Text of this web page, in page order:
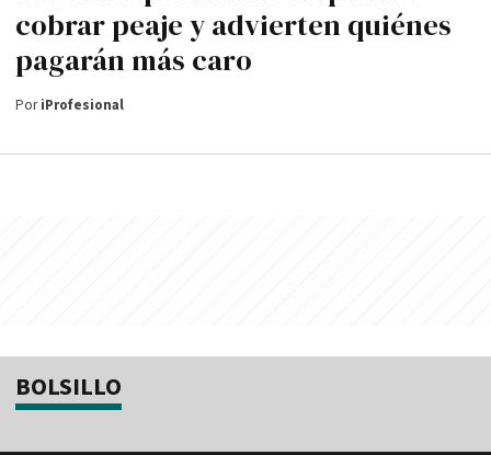
cobrar peaje y advierten quiénes
pagarán más caro
PoriProfesional
BOLSILLO